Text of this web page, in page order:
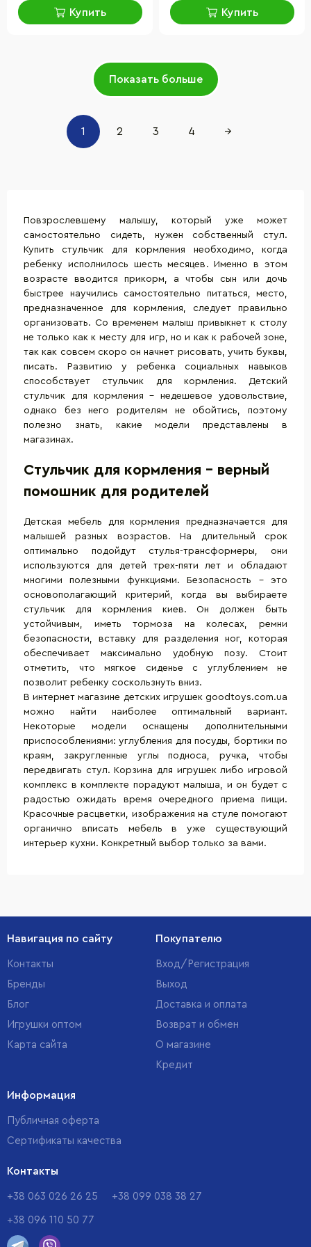
Купить Купить
Показать больше
1 2 3 4 →
Повзрослевшему малышу, который уже может
самостоятельно сидеть, нужен собственный стул.
Купить стульчик для кормления необходимо, когда
ребенку исполнилось шесть месяцев. Именно в этом
возрасте вводится прикорм, а чтобы сын или дочь
быстрее научились самостоятельно питаться, место,
предназначенное для кормления, следует правильно
организовать. Со временем малыш привыкнет к столу
не только как к месту для игр, но и как к рабочей зоне,
так как совсем скоро он начнет рисовать, учить буквы,
писать. Развитию у ребенка социальных навыков
способствует стульчик для кормления. Детский
стульчик для кормления – недешевое удовольствие,
однако без него родителям не обойтись, поэтому
полезно знать, какие модели представлены в
магазинах.
Стульчик для кормления - верный
помошник для родителей
Детская мебель для кормления предназначается для
малышей разных возрастов. На длительный срок
оптимально подойдут стулья-трансформеры, они
используются для детей трех-пяти лет и обладают
многими полезными функциями. Безопасность – это
основополагающий критерий, когда вы выбираете
стульчик для кормления киев. Он должен быть
устойчивым, иметь тормоза на колесах, ремни
безопасности, вставку для разделения ног, которая
обеспечивает максимально удобную позу. Стоит
отметить, что мягкое сиденье с углублением не
позволит ребенку соскользнуть вниз.
В интернет магазине детских игрушек goodtoys.com.ua
можно найти наиболее оптимальный вариант.
Некоторые модели оснащены дополнительными
приспособлениями: углубления для посуды, бортики по
краям, закругленные углы подноса, ручка, чтобы
передвигать стул. Корзина для игрушек либо игровой
комплекс в комплекте порадуют малыша, и он будет с
радостью ожидать время очередного приема пищи.
Красочные расцветки, изображения на стуле помогают
органично вписать мебель в уже существующий
интерьер кухни. Конкретный выбор только за вами.
Навигация по сайту
Контакты
Бренды
Блог
Игрушки оптом
Карта сайта
Покупателю
Вход/Регистрация
Выход
Доставка и оплата
Возврат и обмен
О магазине
Кредит
Информация
Публичная оферта
Сертификаты качества
Контакты
+38 063 026 26 25 +38 099 038 38 27
+38 096 110 50 77